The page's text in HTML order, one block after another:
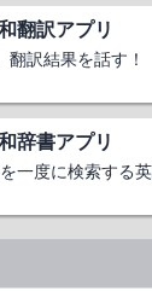
翻訳アプリ
翻訳結果を話す！
辞書アプリ
一度に検索する